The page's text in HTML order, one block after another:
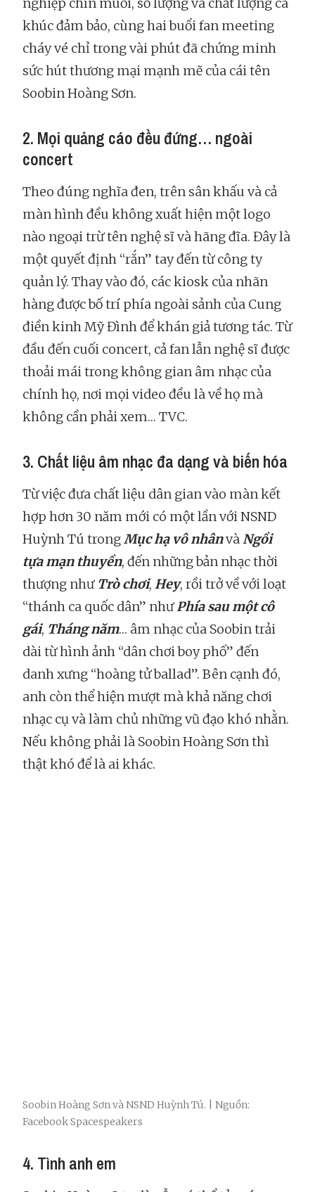
khúc đảm bảo, cùng hai buổi fan meeting
cháy vé chỉ trong vài phút đã chứng minh
sức hút thương mại mạnh mẽ của cái tên
Soobin Hoàng Sơn.
2. Mọi quảng cáo đều đứng… ngoài
concert
Theo đúng nghĩa đen, trên sân khấu và cả
màn hình đều không xuất hiện một logo
nào ngoại trừ tên nghệ sĩ và hãng đĩa. Đây là
một quyết định “rắn” tay đến từ công ty
quản lý. Thay vào đó, các kiosk của nhãn
hàng được bố trí phía ngoài sảnh của Cung
điền kinh Mỹ Đình để khán giả tương tác. Từ
đầu đến cuối concert, cả fan lẫn nghệ sĩ được
thoải mái trong không gian âm nhạc của
chính họ, nơi mọi video đều là về họ mà
không cần phải xem… TVC.
3. Chất liệu âm nhạc đa dạng và biến hóa
Từ việc đưa chất liệu dân gian vào màn kết
hợp hơn 30 năm mới có một lần với NSND
Huỳnh Tú trongMục hạ vô nhânvàNgồi
tựa mạn thuyền, đến những bản nhạc thời
thượng như Trò chơi, Hey, rồi trở về với loạt
“thánh ca quốc dân” nhưPhía sau một cô
gái, Tháng năm… âm nhạc của Soobin trải
dài từ hình ảnh “dân chơi boy phố” đến
danh xưng “hoàng tử ballad”. Bên cạnh đó,
anh còn thể hiện mượt mà khả năng chơi
nhạc cụ và làm chủ những vũ đạo khó nhằn.
Nếu không phải là Soobin Hoàng Sơn thì
thật khó để là ai khác.
Soobin Hoàng Sơn và NSND Huỳnh Tú. | Nguồn:
Facebook Spacespeakers
4. Tình anh em